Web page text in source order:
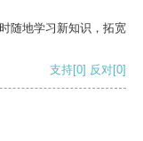
随地学习新知识，拓宽
支持[0] 反对[0]